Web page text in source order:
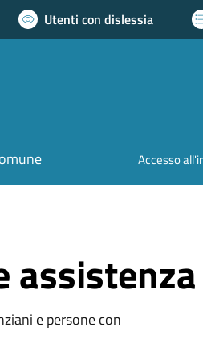
Utenti con dislessia
Accesso
assistenza
e persone con